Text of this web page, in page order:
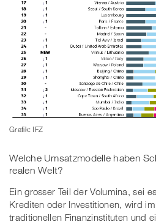
Grafik: IFZ
Welche Umsatzmodelle haben
realen Welt?
Ein grosser Teil der Volumina, sei
Krediten oder Investitionen, wird
traditionellen Finanzinstituten und